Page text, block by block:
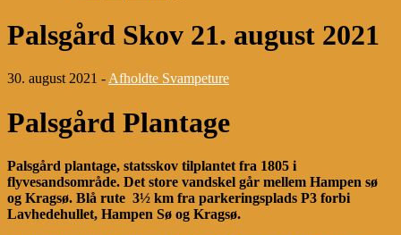
Palsgård Skov 21. august 2021
30. august 2021 - Afholdte Svampeture
Palsgård Plantage
Palsgård plantage, statsskov tilplantet fra 1805 i
flyvesandsområde. Det store vandskel går mellem Hampen sø
og Kragsø. Blå rute 3½ km fra parkeringsplads P3 forbi
Lavhedehullet, Hampen Sø og Kragsø.